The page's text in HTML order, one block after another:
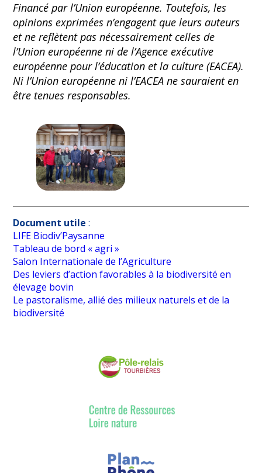
Financé par l’Union européenne. Toutefois, les
opinions exprimées n’engagent que leurs auteurs
et ne reflètent pas nécessairement celles de
l’Union européenne ni de l’Agence exécutive
européenne pour l’éducation et la culture (EACEA).
Ni l’Union européenne ni l’EACEA ne sauraient en
être tenues responsables.
Document utile :
LIFE Biodiv’Paysanne
Tableau de bord « agri »
Salon Internationale de l’Agriculture
Des leviers d’action favorables à la biodiversité en
élevage bovin
Le pastoralisme, allié des milieux naturels et de la
biodiversité